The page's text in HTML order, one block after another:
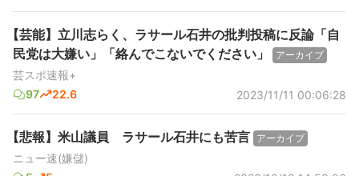
【芸能】立川志らく、ラサール石井の批判投稿に反論「自
民党は大嫌い」「絡んでこないでください」
アーカイブ
芸スポ速報+
97
22.6 2023/11/11 00:06:28
【悲報】米山議員 ラサール石井にも苦言 アーカイブ
ニュー速(嫌儲)